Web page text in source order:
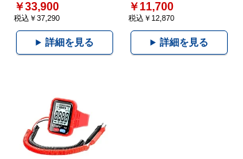
￥33,900
税込￥37,290
詳細を見る
￥11,700
税込￥12,870
詳細を見る